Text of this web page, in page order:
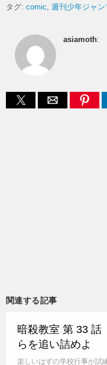
タグ: comic 週刊少年ジャン
asiamoth:
関連する記事
暗殺教室 第 33 話
らを追い詰めよ
楽しいはずの学校行事が試